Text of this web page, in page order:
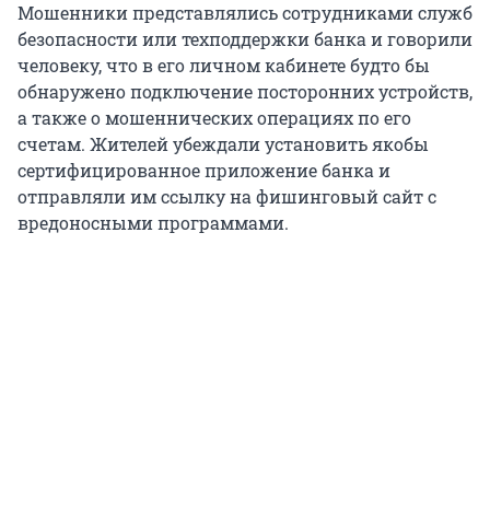
Мошенники представлялись сотрудниками служб
безопасности или техподдержки банка и говорили
человеку, что в его личном кабинете будто бы
обнаружено подключение посторонних устройств,
а также о мошеннических операциях по его
счетам. Жителей убеждали установить якобы
сертифицированное приложение банка и
отправляли им ссылку на фишинговый сайт с
вредоносными программами.